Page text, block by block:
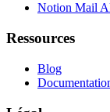
Notion Mail
Ressources
Blog